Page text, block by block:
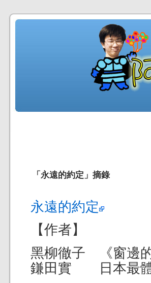
「永遠的約定」摘錄
永遠的約定
【作者】
黑柳徹子 《窗邊的
鎌田實 日本最體